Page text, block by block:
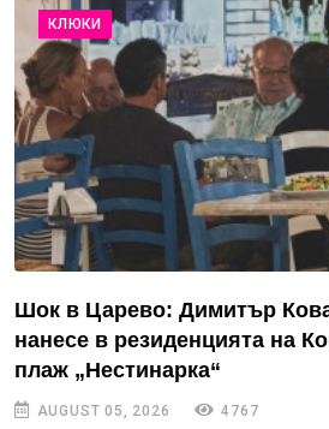
КЛЮКИ
Шок в Царево: Димитър
нанесе в резиденцията на
плаж „Нестинарка“
AUGUST 05, 2026 4767